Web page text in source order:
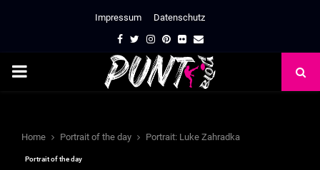
Impressum Datenschutz
Facebook
TwitterInstagram
Pinterest
FlickrEmail
PRIMARY
Home Portrait of the day Portrait: Luke Zahradka
Portrait of the day